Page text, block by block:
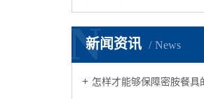
新闻资讯 News
N
怎样才能够保障密胺餐具